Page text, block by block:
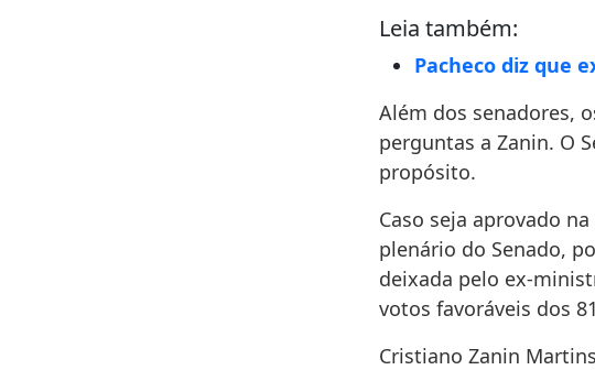
Leia também:
Pacheco diz que
Além dos senadores,
perguntas a Zanin. O
propósito.
Caso seja aprovado
plenário do Senado,
deixada pelo ex-
votos favoráveis dos
Cristiano Zanin